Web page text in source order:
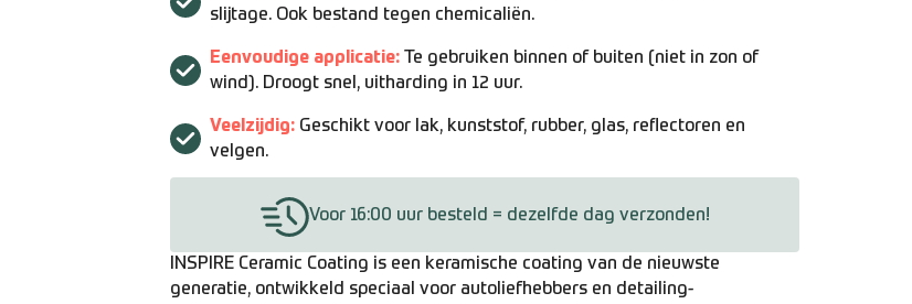
slijtage. Ook bestand tegen chemicaliën.
Eenvoudige applicatie: Te gebruiken binnen of buiten (niet in zon of
wind). Droogt snel, uitharding in 12 uur.
Veelzijdig: Geschikt voor lak, kunststof, rubber, glas, reflectoren en
velgen.
Voor 16:00 uur besteld = dezelfde dag verzonden!
INSPIRE Ceramic Coating is een keramische coating van de nieuwste
generatie, ontwikkeld speciaal voor autoliefhebbers en detailing-